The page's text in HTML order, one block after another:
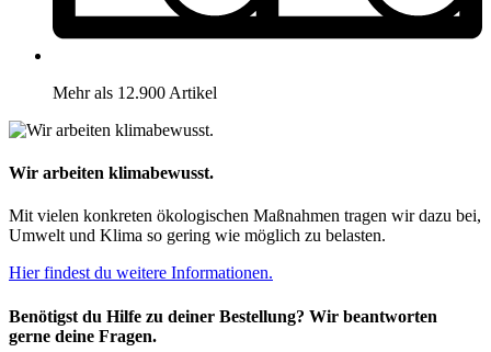
Mehr als 12.900 Artikel
Wir arbeiten klimabewusst.
Mit vielen konkreten ökologischen Maßnahmen tragen wir dazu bei,
Umwelt und Klima so gering wie möglich zu belasten.
Hier findest du weitere Informationen.
Benötigst du Hilfe zu deiner Bestellung? Wir beantworten
gerne deine Fragen.